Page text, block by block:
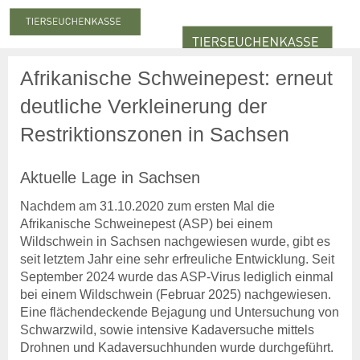
Meldung & Beitrag
Meldung
Meldepflicht
Meldung zum Stichtag
Nachmeldepflicht
Abmeldung
Beiträge
Beitragserhebung
Beitragshöhe
Beitragsrechner
Beitragszahlung
Statistiken
Online-Service
Afrikanische Schweinepest: erneut
deutliche Verkleinerung der
Restriktionszonen in Sachsen
Aktuelle Lage in Sachsen
Nachdem am 31.10.2020 zum ersten Mal die
Afrikanische Schweinepest (ASP) bei einem
Wildschwein in Sachsen nachgewiesen wurde, gibt es
seit letztem Jahr eine sehr erfreuliche Entwicklung. Seit
September 2024 wurde das ASP-Virus lediglich einmal
bei einem Wildschwein (Februar 2025) nachgewiesen.
Eine flächendeckende Bejagung und Untersuchung von
Schwarzwild, sowie intensive Kadaversuche mittels
Drohnen und Kadaversuchhunden wurde durchgeführt.